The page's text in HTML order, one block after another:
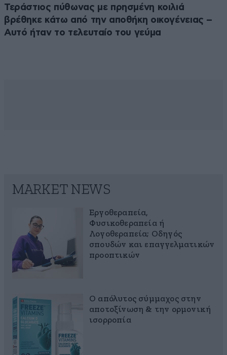
Τεράστιος πύθωνας με πρησμένη κοιλιά
βρέθηκε κάτω από την αποθήκη οικογένειας –
Αυτό ήταν το τελευταίο του γεύμα
MARKET NEWS
Εργοθεραπεία,
Φυσικοθεραπεία ή
Λογοθεραπεία; Οδηγός
σπουδών και επαγγελματικών
προοπτικών
Ο απόλυτος σύμμαχος στην
αποτοξίνωση & την ορμονική
ισορροπία